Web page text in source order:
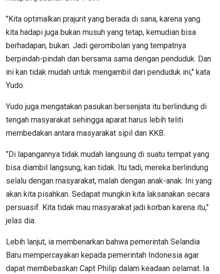
"Kita optimalkan prajurit yang berada di sana, karena yang
kita hadapi juga bukan musuh yang tetap, kemudian bisa
berhadapan, bukan. Jadi gerombolan yang tempatnya
berpindah-pindah dan bersama sama dengan penduduk. Dan
ini kan tidak mudah untuk mengambil dari penduduk ini," kata
Yudo.
Yudo juga mengatakan pasukan bersenjata itu berlindung di
tengah masyarakat sehingga aparat harus lebih teliti
membedakan antara masyarakat sipil dan KKB.
"Di lapangannya tidak mudah langsung di suatu tempat yang
bisa diambil langsung, kan tidak. Itu tadi, mereka berlindung
selalu dengan masyarakat, malah dengan anak-anak. Ini yang
akan kita pisahkan. Sedapat mungkin kita laksanakan secara
persuasif. Kita tidak mau masyarakat jadi korban karena itu,"
jelas dia.
Lebih lanjut, ia membenarkan bahwa pemerintah Selandia
Baru mempercayakan kepada pemerintah Indonesia agar
dapat membebaskan Capt Philip dalam keadaan selamat. Ia